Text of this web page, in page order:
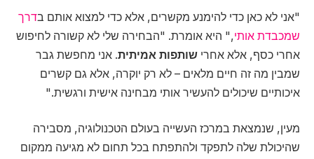
"אני לא כאן כדי להימנע מקשרים, אלא כדי למצוא אותם בדרך
שמכבדת אותי," היא אומרת. "הבחירה שלי לא קשורה לחיפוש
אחרי כסף, אלא אחרי שותפות אמיתית. אני מחפשת גבר
שמבין מה זה חיים מלאים – לא רק יוקרה, אלא גם קשרים
איכותיים שיכולים להעשיר אותי מבחינה אישית ורגשית."
מעין, שנמצאת במרכז העשייה בעולם הטכנולוגיה, מסבירה
שהיכולת שלה לתפקד ולהתפתח בכל תחום לא מגיעה ממקום